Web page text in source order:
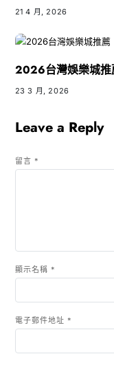
21 4 月, 2026
2026台灣娛樂城推
23 3 月, 2026
Leave a Reply
留言 *
顯示名稱 *
電子郵件地址 *